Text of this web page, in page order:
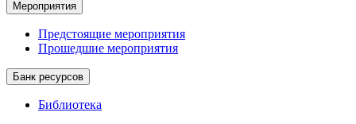
Мероприятия
Предстоящие мероприятия
Прошедшие мероприятия
Банк ресурсов
Библиотека